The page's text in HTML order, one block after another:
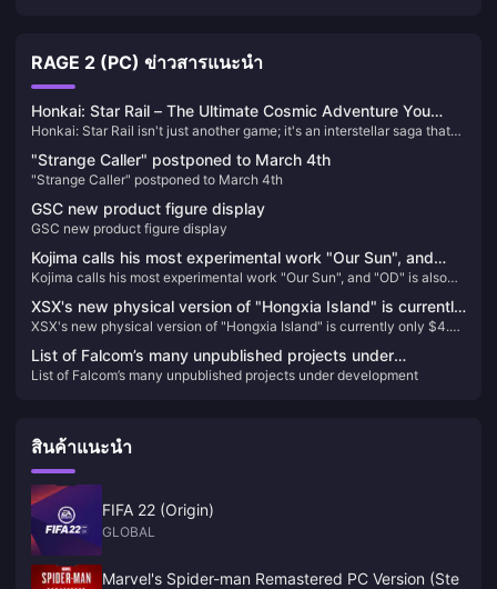
RAGE 2 (PC) ข่าวสารแนะนำ
Honkai: Star Rail – The Ultimate Cosmic Adventure You
Can't Afford to Miss!
Honkai: Star Rail isn't just another game; it's an interstellar saga that
Astral Express, journeying through the cosmos, uncovering secrets,
and battling against the enigmatic Honkai. Each character you meet
has a story that intertwines with the grand narrative, filled with
unexpected twists and turns that will leave you craving for more.
"Strange Caller" postponed to March 4th
"Strange Caller" postponed to March 4th
GSC new product figure display
GSC new product figure display
Kojima calls his most experimental work "Our Sun", and
"OD" is also different.
Kojima calls his most experimental work "Our Sun", and "OD" is also
XSX's new physical version of "Hongxia Island" is currently
only $4.37 on GameSpot
XSX's new physical version of "Hongxia Island" is currently only $4.37
List of Falcom’s many unpublished projects under
development
List of Falcom’s many unpublished projects under development
สินค้าแนะนำ
FIFA 22 (Origin)
GLOBAL
Marvel's Spider-man Remastered PC Version (Ste